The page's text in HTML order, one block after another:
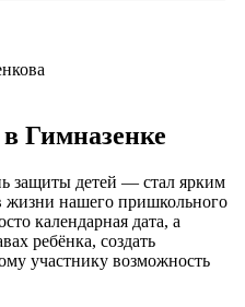
Гимназенке
детей — стал ярким
нашего пришкольного
календарная дата, а
ребёнка, создать
участнику возможность